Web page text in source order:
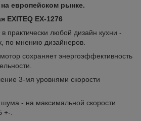
европейском рынке.
EXITEQ EX-1276
практически любой дизайн кухни -
по мнению дизайнеров.
сохраняет энергоэффективность
3-мя уровнями скорости
- на максимальной скорости
+-.